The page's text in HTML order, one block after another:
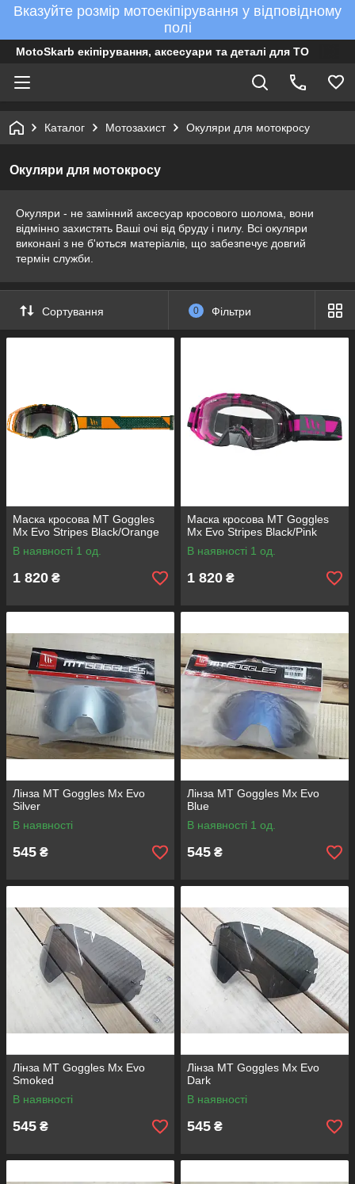
Вказуйте розмір мотоекіпірування у відповідному
полі
MotoSkarb екіпірування, аксесуари та деталі для ТО
Каталог Мотозахист Окуляри для мотокросу
Окуляри для мотокросу
Окуляри - не замінний аксесуар кросового шолома, вони
відмінно захистять Ваші очі від бруду і пилу. Всі окуляри
виконані з не б'ються матеріалів, що забезпечує довгий
термін служби.
Сортування 0 Фільтри
Маска кросова MT Goggles
Mx Evo Stripes Black/Orange
В наявності 1 од.
1 820 ₴
Маска кросова MT Goggles
Mx Evo Stripes Black/Pink
В наявності 1 од.
1 820 ₴
Лінза MT Goggles Mx Evo
Silver
В наявності
545 ₴
Лінза MT Goggles Mx Evo
Blue
В наявності 1 од.
545 ₴
Лінза MT Goggles Mx Evo
Smoked
В наявності
545 ₴
Лінза MT Goggles Mx Evo
Dark
В наявності
545 ₴